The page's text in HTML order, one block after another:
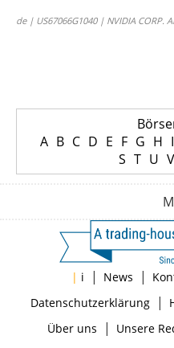
de | US67066G1040 | NVIDIA CORP.
A B C D E F G H I
S T U V
| i | News |
Datenschutzerklärung|
Über uns | Unsere